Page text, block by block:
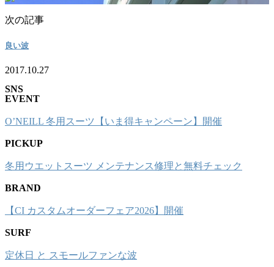
次の記事
良い波
2017.10.27
SNS
EVENT
O’NEILL 冬用スーツ【いま得キャンペーン】開催
PICKUP
冬用ウエットスーツ メンテナンス修理と無料チェック
BRAND
【CI カスタムオーダーフェア2026】開催
SURF
定休日 と スモールファンな波